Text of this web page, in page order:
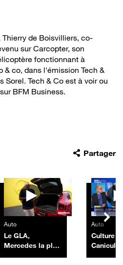
de Boisvilliers, co-
sur Carcopter, son
fonctionnant à
& co, dans l'émission Tech &
Sorel. Tech & Co est à voir ou
BFM Business.
Partager
Auto
Le GLA,
Mercedes la plus
Auto
Culture